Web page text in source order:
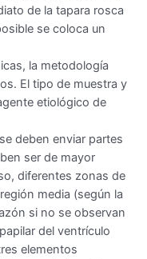
de la tapara rosca
se coloca un
la metodología
El tipo de muestra y
etiológico de
deben enviar partes
ser de mayor
diferentes zonas de
media (según la
si no se observan
del ventrículo
elementos